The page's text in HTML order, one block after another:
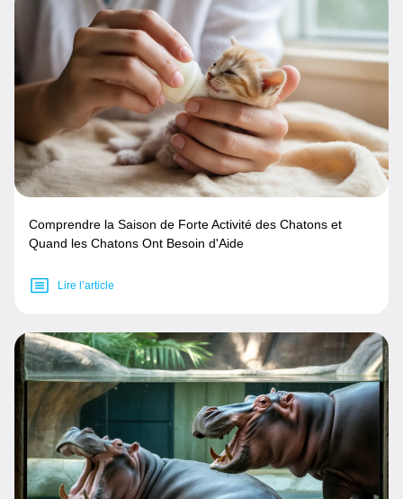
Comprendre la Saison de Forte Activité des Chatons et
Quand les Chatons Ont Besoin d'Aide
Lire l’article